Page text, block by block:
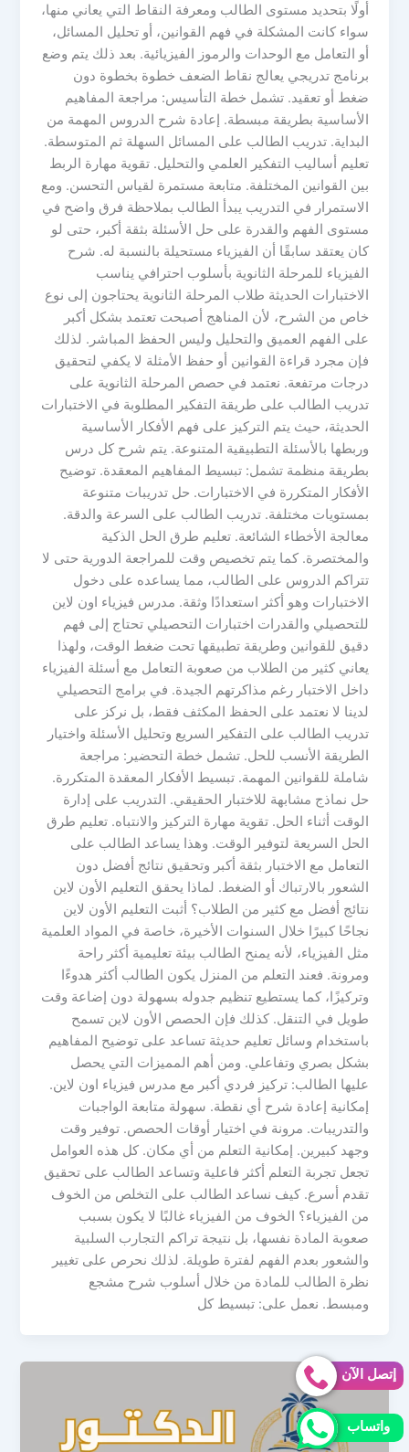
أولًا بتحديد مستوى الطالب ومعرفة النقاط التي يعاني منها،
سواء كانت المشكلة في فهم القوانين، أو تحليل المسائل،
أو التعامل مع الوحدات والرموز الفيزيائية. بعد ذلك يتم وضع
برنامج تدريجي يعالج نقاط الضعف خطوة بخطوة دون
ضغط أو تعقيد. تشمل خطة التأسيس: مراجعة المفاهيم
الأساسية بطريقة مبسطة. إعادة شرح الدروس المهمة من
البداية. تدريب الطالب على المسائل السهلة ثم المتوسطة.
تعليم أساليب التفكير العلمي والتحليل. تقوية مهارة الربط
بين القوانين المختلفة. متابعة مستمرة لقياس التحسن. ومع
الاستمرار في التدريب يبدأ الطالب بملاحظة فرق واضح في
مستوى الفهم والقدرة على حل الأسئلة بثقة أكبر، حتى لو
كان يعتقد سابقًا أن الفيزياء مستحيلة بالنسبة له. شرح
الفيزياء للمرحلة الثانوية بأسلوب احترافي يناسب
الاختبارات الحديثة طلاب المرحلة الثانوية يحتاجون إلى نوع
خاص من الشرح، لأن المناهج أصبحت تعتمد بشكل أكبر
على الفهم العميق والتحليل وليس الحفظ المباشر. لذلك
فإن مجرد قراءة القوانين أو حفظ الأمثلة لا يكفي لتحقيق
درجات مرتفعة. نعتمد في حصص المرحلة الثانوية على
تدريب الطالب على طريقة التفكير المطلوبة في الاختبارات
الحديثة، حيث يتم التركيز على فهم الأفكار الأساسية
وربطها بالأسئلة التطبيقية المتنوعة. يتم شرح كل درس
بطريقة منظمة تشمل: تبسيط المفاهيم المعقدة. توضيح
الأفكار المتكررة في الاختبارات. حل تدريبات متنوعة
بمستويات مختلفة. تدريب الطالب على السرعة والدقة.
معالجة الأخطاء الشائعة. تعليم طرق الحل الذكية
والمختصرة. كما يتم تخصيص وقت للمراجعة الدورية حتى لا
تتراكم الدروس على الطالب، مما يساعده على دخول
الاختبارات وهو أكثر استعدادًا وثقة. مدرس فيزياء اون لاين
للتحصيلي والقدرات اختبارات التحصيلي تحتاج إلى فهم
دقيق للقوانين وطريقة تطبيقها تحت ضغط الوقت، ولهذا
يعاني كثير من الطلاب من صعوبة التعامل مع أسئلة الفيزياء
داخل الاختبار رغم مذاكرتهم الجيدة. في برامج التحصيلي
لدينا لا نعتمد على الحفظ المكثف فقط، بل نركز على
تدريب الطالب على التفكير السريع وتحليل الأسئلة واختيار
الطريقة الأنسب للحل. تشمل خطة التحضير: مراجعة
شاملة للقوانين المهمة. تبسيط الأفكار المعقدة المتكررة.
حل نماذج مشابهة للاختبار الحقيقي. التدريب على إدارة
الوقت أثناء الحل. تقوية مهارة التركيز والانتباه. تعليم طرق
الحل السريعة لتوفير الوقت. وهذا يساعد الطالب على
التعامل مع الاختبار بثقة أكبر وتحقيق نتائج أفضل دون
الشعور بالارتباك أو الضغط. لماذا يحقق التعليم الأون لاين
نتائج أفضل مع كثير من الطلاب؟ أثبت التعليم الأون لاين
نجاحًا كبيرًا خلال السنوات الأخيرة، خاصة في المواد العلمية
مثل الفيزياء، لأنه يمنح الطالب بيئة تعليمية أكثر راحة
ومرونة. فعند التعلم من المنزل يكون الطالب أكثر هدوءًا
وتركيزًا، كما يستطيع تنظيم جدوله بسهولة دون إضاعة وقت
طويل في التنقل. كذلك فإن الحصص الأون لاين تسمح
باستخدام وسائل تعليم حديثة تساعد على توضيح المفاهيم
بشكل بصري وتفاعلي. ومن أهم المميزات التي يحصل
عليها الطالب: تركيز فردي أكبر مع مدرس فيزياء اون لاين.
إمكانية إعادة شرح أي نقطة. سهولة متابعة الواجبات
والتدريبات. مرونة في اختيار أوقات الحصص. توفير وقت
وجهد كبيرين. إمكانية التعلم من أي مكان. كل هذه العوامل
تجعل تجربة التعلم أكثر فاعلية وتساعد الطالب على تحقيق
تقدم أسرع. كيف نساعد الطالب على التخلص من الخوف
من الفيزياء؟ الخوف من الفيزياء غالبًا لا يكون بسبب
صعوبة المادة نفسها، بل نتيجة تراكم التجارب السلبية
والشعور بعدم الفهم لفترة طويلة. لذلك نحرص على تغيير
نظرة الطالب للمادة من خلال أسلوب شرح مشجع
ومبسط. نعمل على: تبسيط كل
إتصل الآن
واتساب